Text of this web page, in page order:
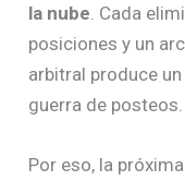
la nube . Cada
posiciones y un
arbitral produce
guerra de posteos.
Por eso, la